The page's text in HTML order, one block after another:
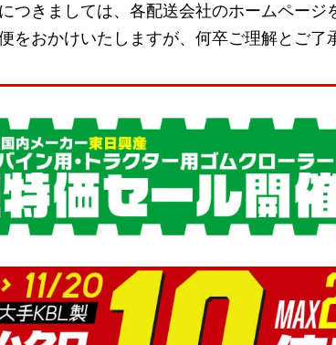
つきましては、各配送会社のホームページ
をおかけいたしますが、何卒ご理解とご了